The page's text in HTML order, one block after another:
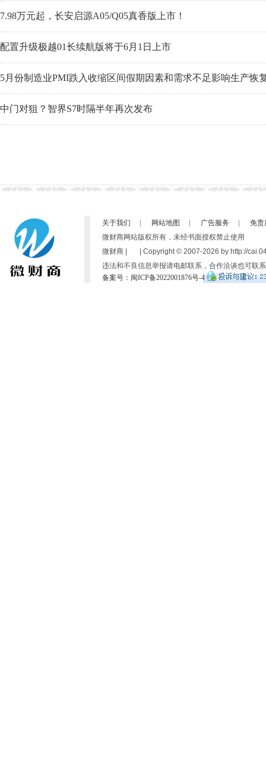
7.98万元起，长安启源A05/Q05真香版上市！
配置升级极越01长续航版将于6月1日上市
5月份制造业PMI跌入收缩区间假期因素和需求不足影响生产恢
中门对狙？智界S7时隔半年再次发布
关于我们 网站地图 广告服务
免责
微财商网站版权所有，未经书面授权禁止使用
微财商 | | Copyright © 2007-2026 by http://
违法和不良信息举报请电邮联系，合作洽谈也可联
备案号：闽ICP备2022001876号-4